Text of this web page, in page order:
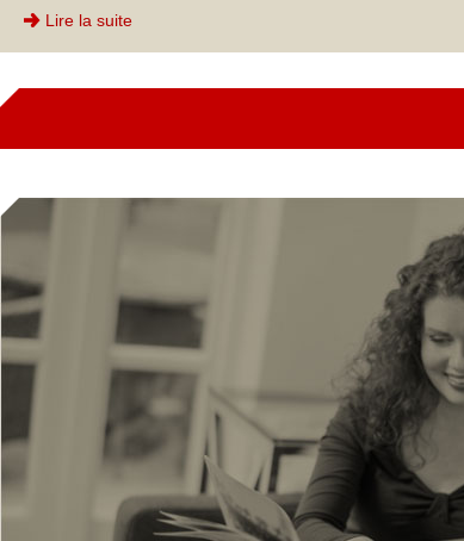
Lire la suite